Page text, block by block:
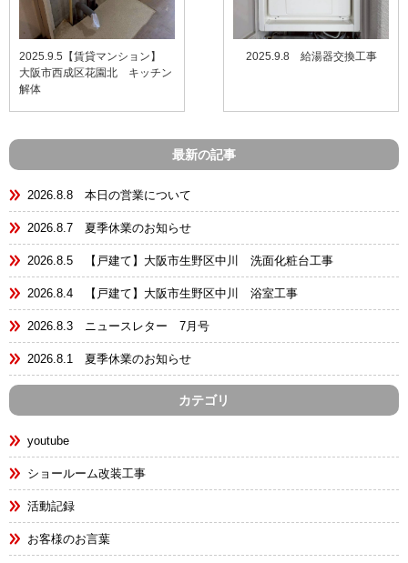
2025.9.5【賃貸マンション】
大阪市西成区花園北 キッチン
解体
2025.9.8 給湯器交換工事
最新の記事
2026.8.8 本日の営業について
2026.8.7 夏季休業のお知らせ
2026.8.5 【戸建て】大阪市生野区中川 洗面化粧台工事
2026.8.4 【戸建て】大阪市生野区中川 浴室工事
2026.8.3 ニュースレター 7月号
2026.8.1 夏季休業のお知らせ
カテゴリ
youtube
ショールーム改装工事
活動記録
お客様のお言葉